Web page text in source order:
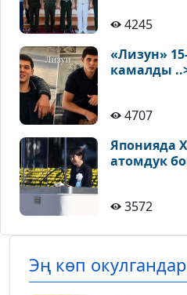
4245
«Лизун»
камалды
4707
Японияда
3572
Эң көп окулгандар